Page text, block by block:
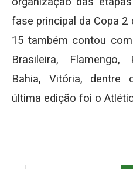
fase principal da Copa 2
15 também contou
Brasileira,
Bahia, Vitória, dentre
última edição foi o